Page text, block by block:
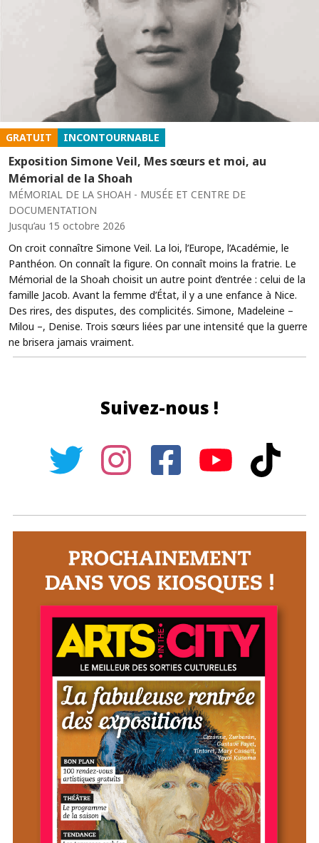
GRATUIT INCONTOURNABLE
Exposition Simone Veil, Mes sœurs et moi, au
Mémorial de la Shoah
MÉMORIAL DE LA SHOAH - MUSÉE ET CENTRE DE
DOCUMENTATION
Jusqu’au 15 octobre 2026
On croit connaître Simone Veil. La loi, l’Europe, l’Académie, le
Panthéon. On connaît la figure. On connaît moins la fratrie. Le
Mémorial de la Shoah choisit un autre point d’entrée : celui de la
famille Jacob. Avant la femme d’État, il y a une enfance à Nice.
Des rires, des disputes, des complicités. Simone, Madeleine –
Milou –, Denise. Trois sœurs liées par une intensité que la guerre
ne brisera jamais vraiment.
Suivez-nous !